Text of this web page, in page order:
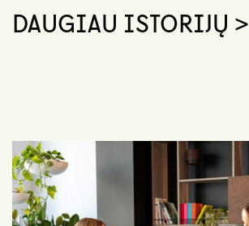
DAUGIAU ISTORIJŲ >